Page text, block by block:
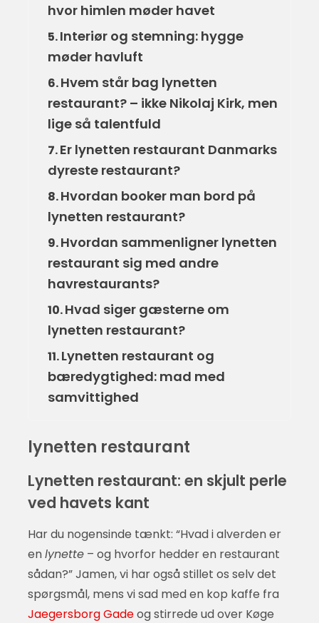
hvor himlen møder havet
5.Interiør og stemning: hygge
møder havluft
6.Hvem står bag lynetten
restaurant? – ikke Nikolaj Kirk, men
lige så talentfuld
7.Er lynetten restaurant Danmarks
dyreste restaurant?
8.Hvordan booker man bord på
lynetten restaurant?
9.Hvordan sammenligner lynetten
restaurant sig med andre
havrestaurants?
10.Hvad siger gæsterne om
lynetten restaurant?
11.Lynetten restaurant og
bæredygtighed: mad med
samvittighed
lynetten restaurant
Lynetten restaurant: en skjult perle
ved havets kant
Har du nogensinde tænkt: “Hvad i alverden er
enlynette– og hvorfor hedder en restaurant
sådan?” Jamen, vi har også stillet os selv det
spørgsmål, mens vi sad med en kop kaffe fra
Jaegersborg Gadeog stirrede ud over Køge